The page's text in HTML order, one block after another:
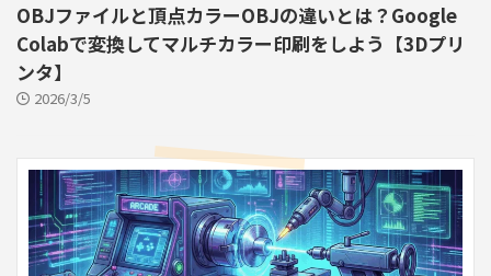
OBJファイルと頂点カラーOBJの違いとは？Google
Colabで変換してマルチカラー印刷をしよう【3Dプリ
ンタ】
2026/3/5